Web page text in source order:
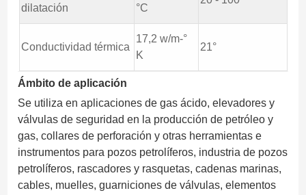
dilatación °C
Conductividad térmica
17,2 w/m-°
K
21°
Ámbito de aplicación
Se utiliza en aplicaciones de gas ácido, elevadores y
válvulas de seguridad en la producción de petróleo y
gas, collares de perforación y otras herramientas e
instrumentos para pozos petrolíferos, industria de pozos
petrolíferos, rascadores y rasquetas, cadenas marinas,
cables, muelles, guarniciones de válvulas, elementos